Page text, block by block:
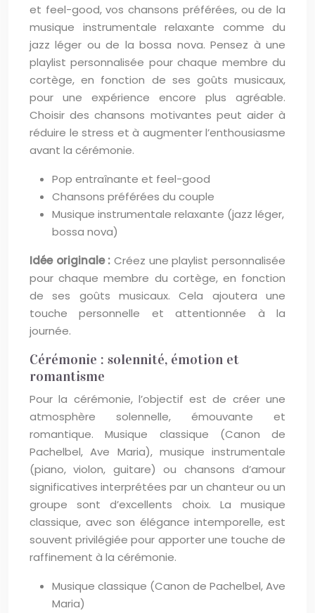
et feel-good, vos chansons préférées, ou de la
musique instrumentale relaxante comme du
jazz léger ou de la bossa nova. Pensez à une
playlist personnalisée pour chaque membre du
cortège, en fonction de ses goûts musicaux,
pour une expérience encore plus agréable.
Choisir des chansons motivantes peut aider à
réduire le stress et à augmenter l’enthousiasme
avant la cérémonie.
Pop entraînante et feel-good
Chansons préférées du couple
Musique instrumentale relaxante (jazz léger,
bossa nova)
Idée originale : Créez une playlist personnalisée
pour chaque membre du cortège, en fonction
de ses goûts musicaux. Cela ajoutera une
touche personnelle et attentionnée à la
journée.
Cérémonie : solennité, émotion et
romantisme
Pour la cérémonie, l’objectif est de créer une
atmosphère solennelle, émouvante et
romantique. Musique classique (Canon de
Pachelbel, Ave Maria), musique instrumentale
(piano, violon, guitare) ou chansons d’amour
significatives interprétées par un chanteur ou un
groupe sont d’excellents choix. La musique
classique, avec son élégance intemporelle, est
souvent privilégiée pour apporter une touche de
raffinement à la cérémonie.
Musique classique (Canon de Pachelbel, Ave
Maria)